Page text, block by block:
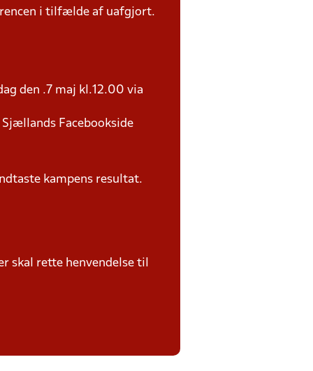
i tilfælde af uafgjort.
den .7 maj kl.12.00 via
Facebookside
kampens resultat.
skal rette henvendelse til